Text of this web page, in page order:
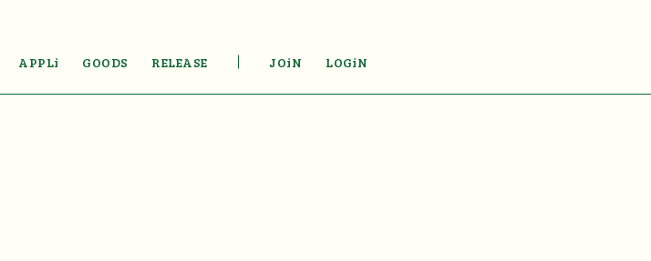
APPLi GOODS RELEASE JOiN LOGiN